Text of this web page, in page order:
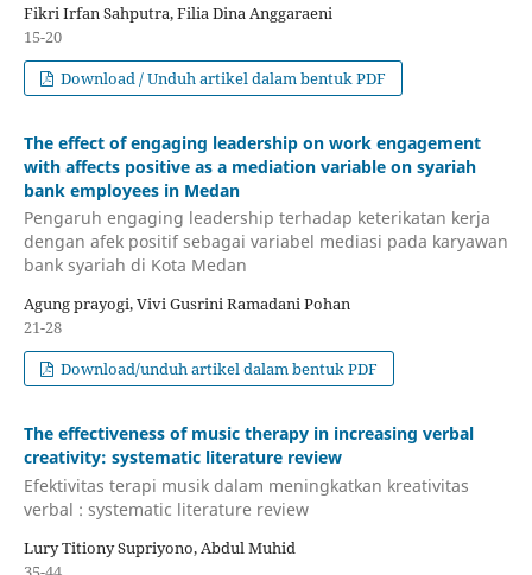
Fikri Irfan Sahputra, Filia Dina Anggaraeni
15-20
Download / Unduh artikel dalam bentuk PDF
The effect of engaging leadership on work engagement
with affects positive as a mediation variable on syariah
bank employees in Medan
Pengaruh engaging leadership terhadap keterikatan kerja
dengan afek positif sebagai variabel mediasi pada karyawan
bank syariah di Kota Medan
Agung prayogi, Vivi Gusrini Ramadani Pohan
21-28
Download/unduh artikel dalam bentuk PDF
The effectiveness of music therapy in increasing verbal
creativity: systematic literature review
Efektivitas terapi musik dalam meningkatkan kreativitas
verbal : systematic literature review
Lury Titiony Supriyono, Abdul Muhid